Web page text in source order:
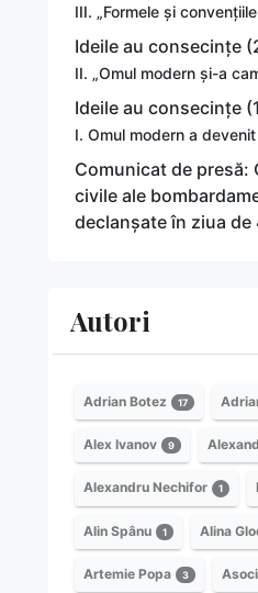
III. „Formele și
Ideile au consecințe
II. „Omul modern și-a
Ideile au consecințe
I. Omul modern a
Comunicat de presă:
civile ale
declanșate în ziua de
Autori
Adrian Botez 17
Alex Ivanov 9
Alexandru Nechifor 1
Alin Spânu 1 Alina
Artemie Popa 3